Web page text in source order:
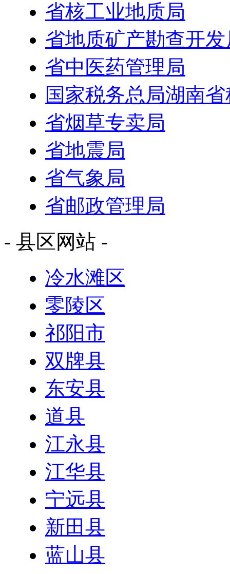
省核工业地质局
省地质矿产勘查开发
省中医药管理局
国家税务总局湖南
省烟草专卖局
省地震局
省气象局
省邮政管理局
- 县区网站 -
冷水滩区
零陵区
祁阳市
双牌县
东安县
道县
江永县
江华县
宁远县
新田县
蓝山县